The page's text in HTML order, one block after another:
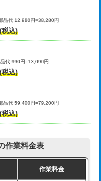
55,000円
）
27,500円
16,500円+材料費
11,000円+材料費
品代 12,980円=38,280円
税込)
代 990円=13,090円
税込)
品代 59,400円=79,200円
税込)
作業料金表
作業料金